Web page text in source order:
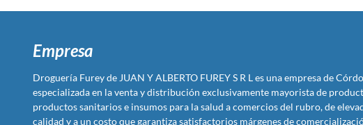
Empresa
Droguería Furey de JUAN Y ALBERTO FUREY S R L es una empresa de
especializada en la venta y distribución exclusivamente mayorista de
productos sanitarios e insumos para la salud a comercios del rubro, de
calidad y a un costo que garantiza satisfactorios márgenes de